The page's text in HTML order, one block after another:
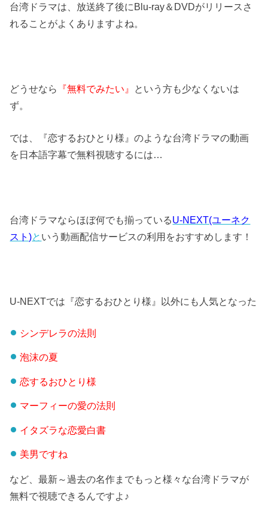
台湾ドラマは、放送終了後にBlu-ray＆DVDがリリースさ
れることがよくありますよね。
どうせなら 『無料でみたい』
という方も少なくないは
ず。
では、『恋するおひとり様』のような台湾ドラマの動画
を日本語字幕で無料視聴するには…
台湾ドラマならほぼ何でも揃っているU-NEXT(ユーネク
スト)と いう動画配信サービスの利用をおすすめします！
U-NEXTでは『恋するおひとり様』以外にも人気となった
シンデレラの法則
泡沫の夏
恋するおひとり様
マーフィーの愛の法則
イタズラな恋愛白書
美男ですね
など、最新～過去の名作までもっと様々な台湾ドラマが
無料で視聴できるんですよ♪